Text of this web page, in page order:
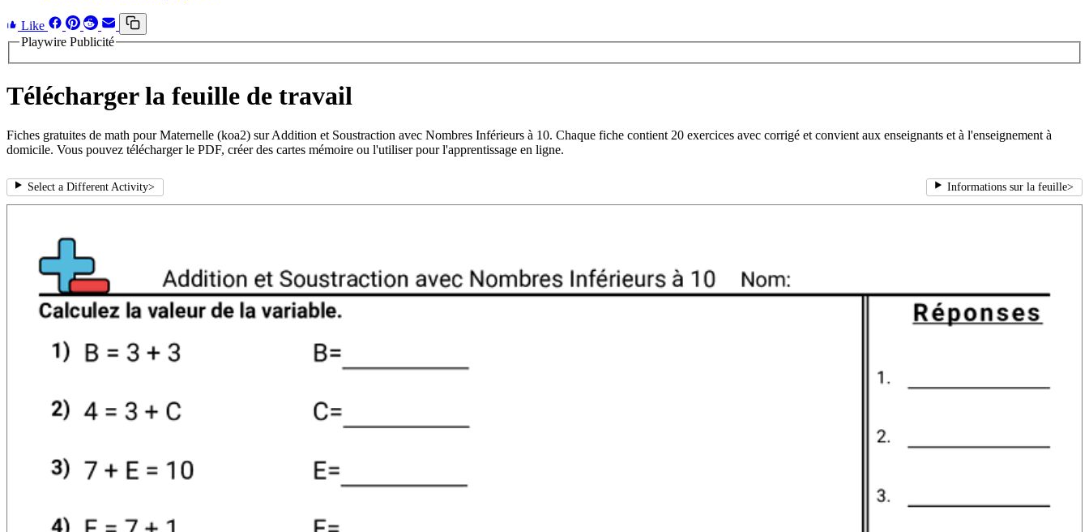
Like
Playwire Publicité
Télécharger la feuille de travail
Fiches gratuites de math pour Maternelle (koa2) sur Addition et Soustraction avec Nombres Inférieurs à 10. Chaque fiche contient 20 exercices avec corrigé et convient aux enseignants et à l'enseignement à
domicile. Vous pouvez télécharger le PDF, créer des cartes mémoire ou l'utiliser pour l'apprentissage en ligne.
Select a Different Activity> Informations sur la feuille>